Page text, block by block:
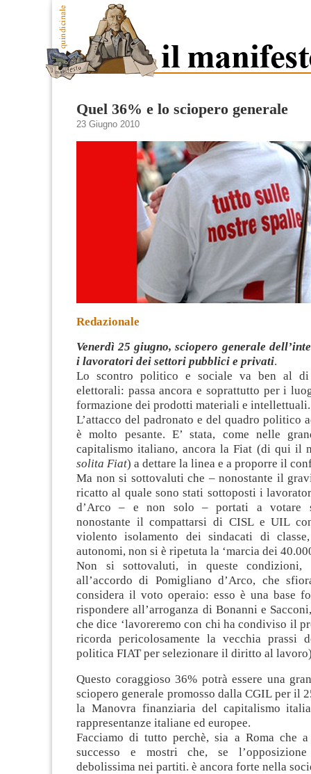
Quel 36% e lo sciopero generale
23 Giugno 2010
Redazionale
Venerdì 25 giugno, sciopero generale
i lavoratori dei settori pubblici e privati.
Lo scontro politico e sociale va ben al
elettorali: passa ancora e soprattutto per i
formazione dei prodotti materiali e intellettuali.
L’attacco del padronato e del quadro politico
è molto pesante. E’ stata, come nelle
capitalismo italiano, ancora la Fiat (di qui il
solita Fiat) a dettare la linea e a proporre il
Ma non si sottovaluti che – nonostante il
ricatto al quale sono stati sottoposti i
d’Arco – e non solo – portati a votare
nonostante il compattarsi di CISL e UIL
violento isolamento dei sindacati di
autonomi, non si è ripetuta la ‘marcia dei
Non si sottovaluti, in queste
all’accordo di Pomigliano d’Arco, che
considera il voto operaio: esso è una base
rispondere all’arroganza di Bonanni e
che dice ‘lavoreremo con chi ha condiviso il
ricorda pericolosamente la vecchia prassi
politica FIAT per selezionare il diritto al
Questo coraggioso 36% potrà essere una
sciopero generale promosso dalla CGIL per il
la Manovra finanziaria del capitalismo
rappresentanze italiane ed europee.
Facciamo di tutto perchè, sia a Roma che
successo e mostri che, se
debolissima nei partiti. è ancora forte nella